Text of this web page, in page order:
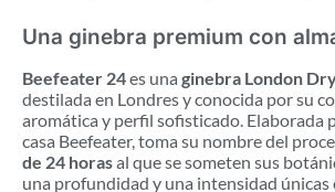
Una ginebra premium con
Beefeater 24es una ginebra London
destilada en Londres y conocida por su
aromática y perfil sofisticado. Elaborada
casa Beefeater, toma su nombre del
de 24 horasal que se someten sus
una profundidad y una intensidad únicas